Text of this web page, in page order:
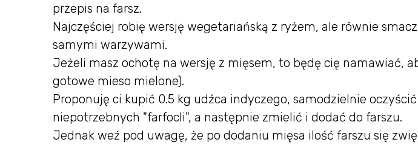
przepis na farsz.
Najczęściej robię wersję wegetariańską z ryżem, ale równie
samymi warzywami.
Jeżeli masz ochotę na wersję z mięsem, to będę cię namawiać,
gotowe mieso mielone).
Proponuję ci kupić 0.5 kg udźca indyczego, samodzielnie
niepotrzebnych "farfocli", a następnie zmielić i dodać do farszu.
Jednak weź pod uwagę, że po dodaniu mięsa ilość farszu się